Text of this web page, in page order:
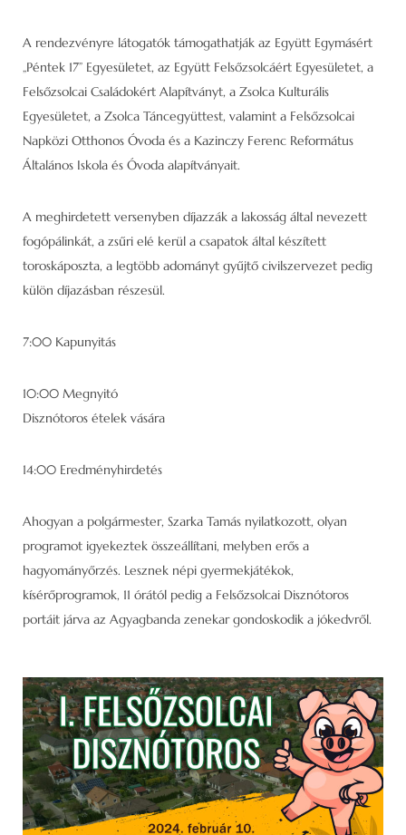
A rendezvényre látogatók támogathatják az Együtt Egymásért
„Péntek 17” Egyesületet, az Együtt Felsőzsolcáért Egyesületet, a
Felsőzsolcai Családokért Alapítványt, a Zsolca Kulturális
Egyesületet, a Zsolca Táncegyüttest, valamint a Felsőzsolcai
Napközi Otthonos Óvoda és a Kazinczy Ferenc Református
Általános Iskola és Óvoda alapítványait.
A meghirdetett versenyben díjazzák a lakosság által nevezett
fogópálinkát, a zsűri elé kerül a csapatok által készített
toroskáposzta, a legtöbb adományt gyűjtő civilszervezet pedig
külön díjazásban részesül.
7:00 Kapunyitás
10:00 Megnyitó
Disznótoros ételek vására
14:00 Eredményhirdetés
Ahogyan a polgármester, Szarka Tamás nyilatkozott, olyan
programot igyekeztek összeállítani, melyben erős a
hagyományőrzés. Lesznek népi gyermekjátékok,
kísérőprogramok, 11 órától pedig a Felsőzsolcai Disznótoros
portáit járva az Agyagbanda zenekar gondoskodik a jókedvről.